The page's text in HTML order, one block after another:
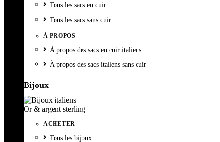
Tous les sacs en cuir
Tous les sacs sans cuir
À PROPOS
À propos des sacs en cuir italiens
À propos des sacs italiens sans cuir
Bijoux
Or & argent sterling
ACHETER
Tous les bijoux